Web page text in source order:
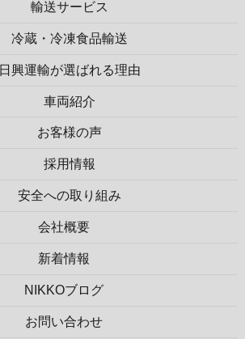
輸送サービス
冷蔵・冷凍食品輸送
日興運輸が選ばれる理由
車両紹介
お客様の声
採用情報
安全への取り組み
会社概要
新着情報
NIKKOブログ
お問い合わせ